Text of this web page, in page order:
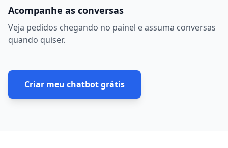
Acompanhe as conversas
Veja pedidos chegando no painel e assuma conversas
quando quiser.
Criar meu chatbot grátis